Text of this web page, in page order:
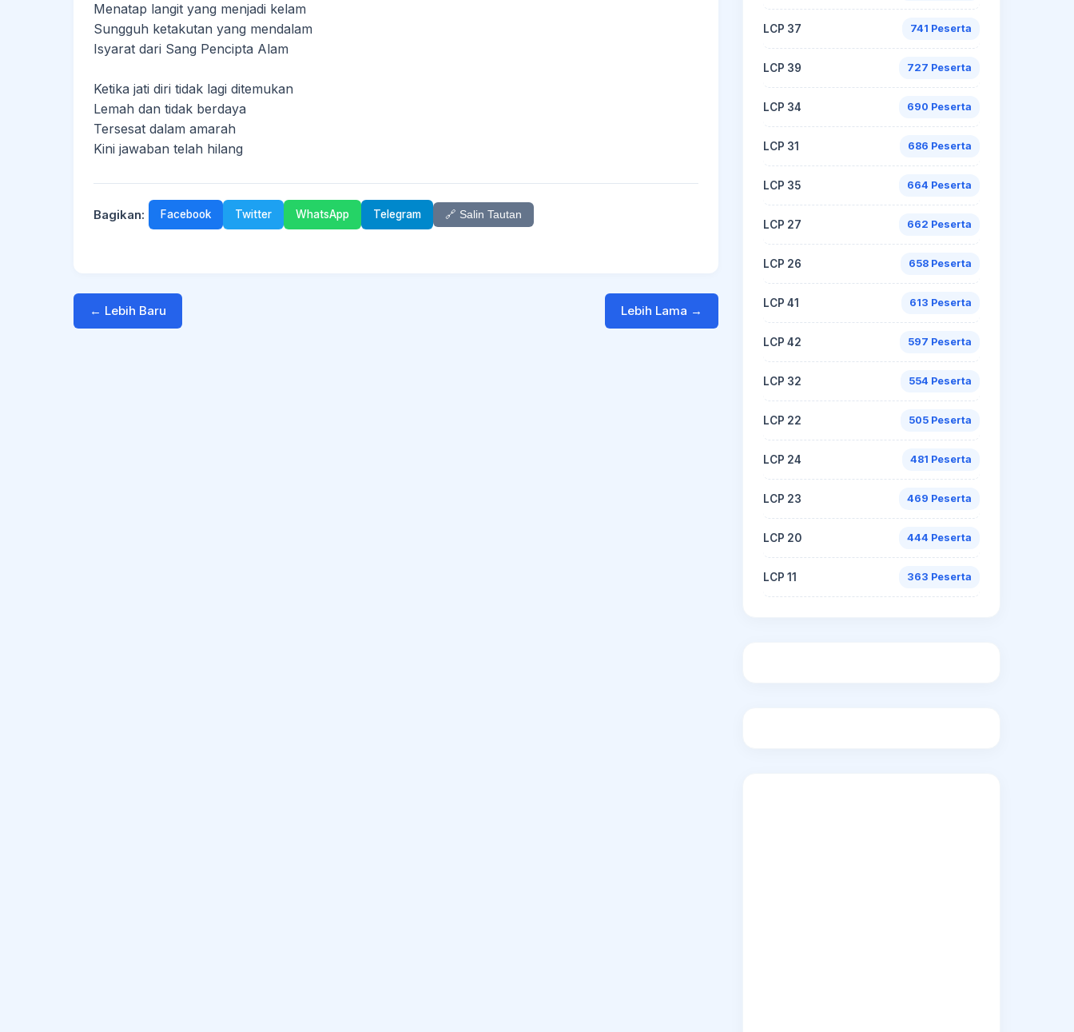
Menatap langit yang menjadi kelam
Sungguh ketakutan yang mendalam
Isyarat dari Sang Pencipta Alam
Ketika jati diri tidak lagi ditemukan
Lemah dan tidak berdaya
Tersesat dalam amarah
Kini jawaban telah hilang
Bagikan: Facebook Twitter WhatsApp Telegram 🔗 Salin Tautan
← Lebih Baru Lebih Lama →
LCP 37 741 Peserta
LCP 39 727 Peserta
LCP 34 690 Peserta
LCP 31 686 Peserta
LCP 35 664 Peserta
LCP 27 662 Peserta
LCP 26 658 Peserta
LCP 41 613 Peserta
LCP 42 597 Peserta
LCP 32 554 Peserta
LCP 22 505 Peserta
LCP 24 481 Peserta
LCP 23 469 Peserta
LCP 20 444 Peserta
LCP 11 363 Peserta